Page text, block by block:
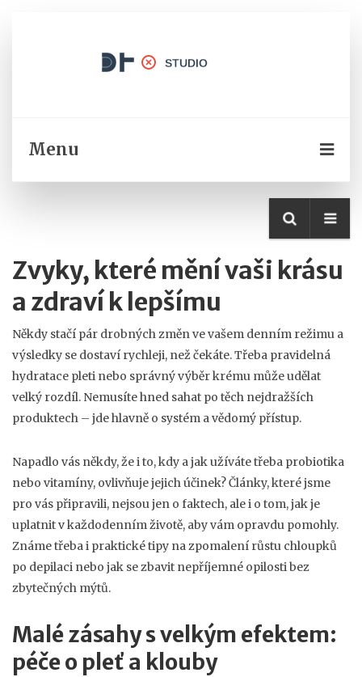
Menu
Zvyky, které mění vaši krásu
a zdraví k lepšímu
Někdy stačí pár drobných změn ve vašem denním režimu a
výsledky se dostaví rychleji, než čekáte. Třeba pravidelná
hydratace pleti nebo správný výběr krému může udělat
velký rozdíl. Nemusíte hned sahat po těch nejdražších
produktech – jde hlavně o systém a vědomý přístup.
Napadlo vás někdy, že i to, kdy a jak užíváte třeba probiotika
nebo vitamíny, ovlivňuje jejich účinek? Články, které jsme
pro vás připravili, nejsou jen o faktech, ale i o tom, jak je
uplatnit v každodenním životě, aby vám opravdu pomohly.
Známe třeba i praktické tipy na zpomalení růstu chloupků
po depilaci nebo jak se zbavit nepříjemné opilosti bez
zbytečných mýtů.
Malé zásahy s velkým efektem:
péče o pleť a klouby